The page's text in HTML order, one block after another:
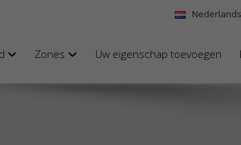
Nederlands
Zones Uw eigenschap toevoegen